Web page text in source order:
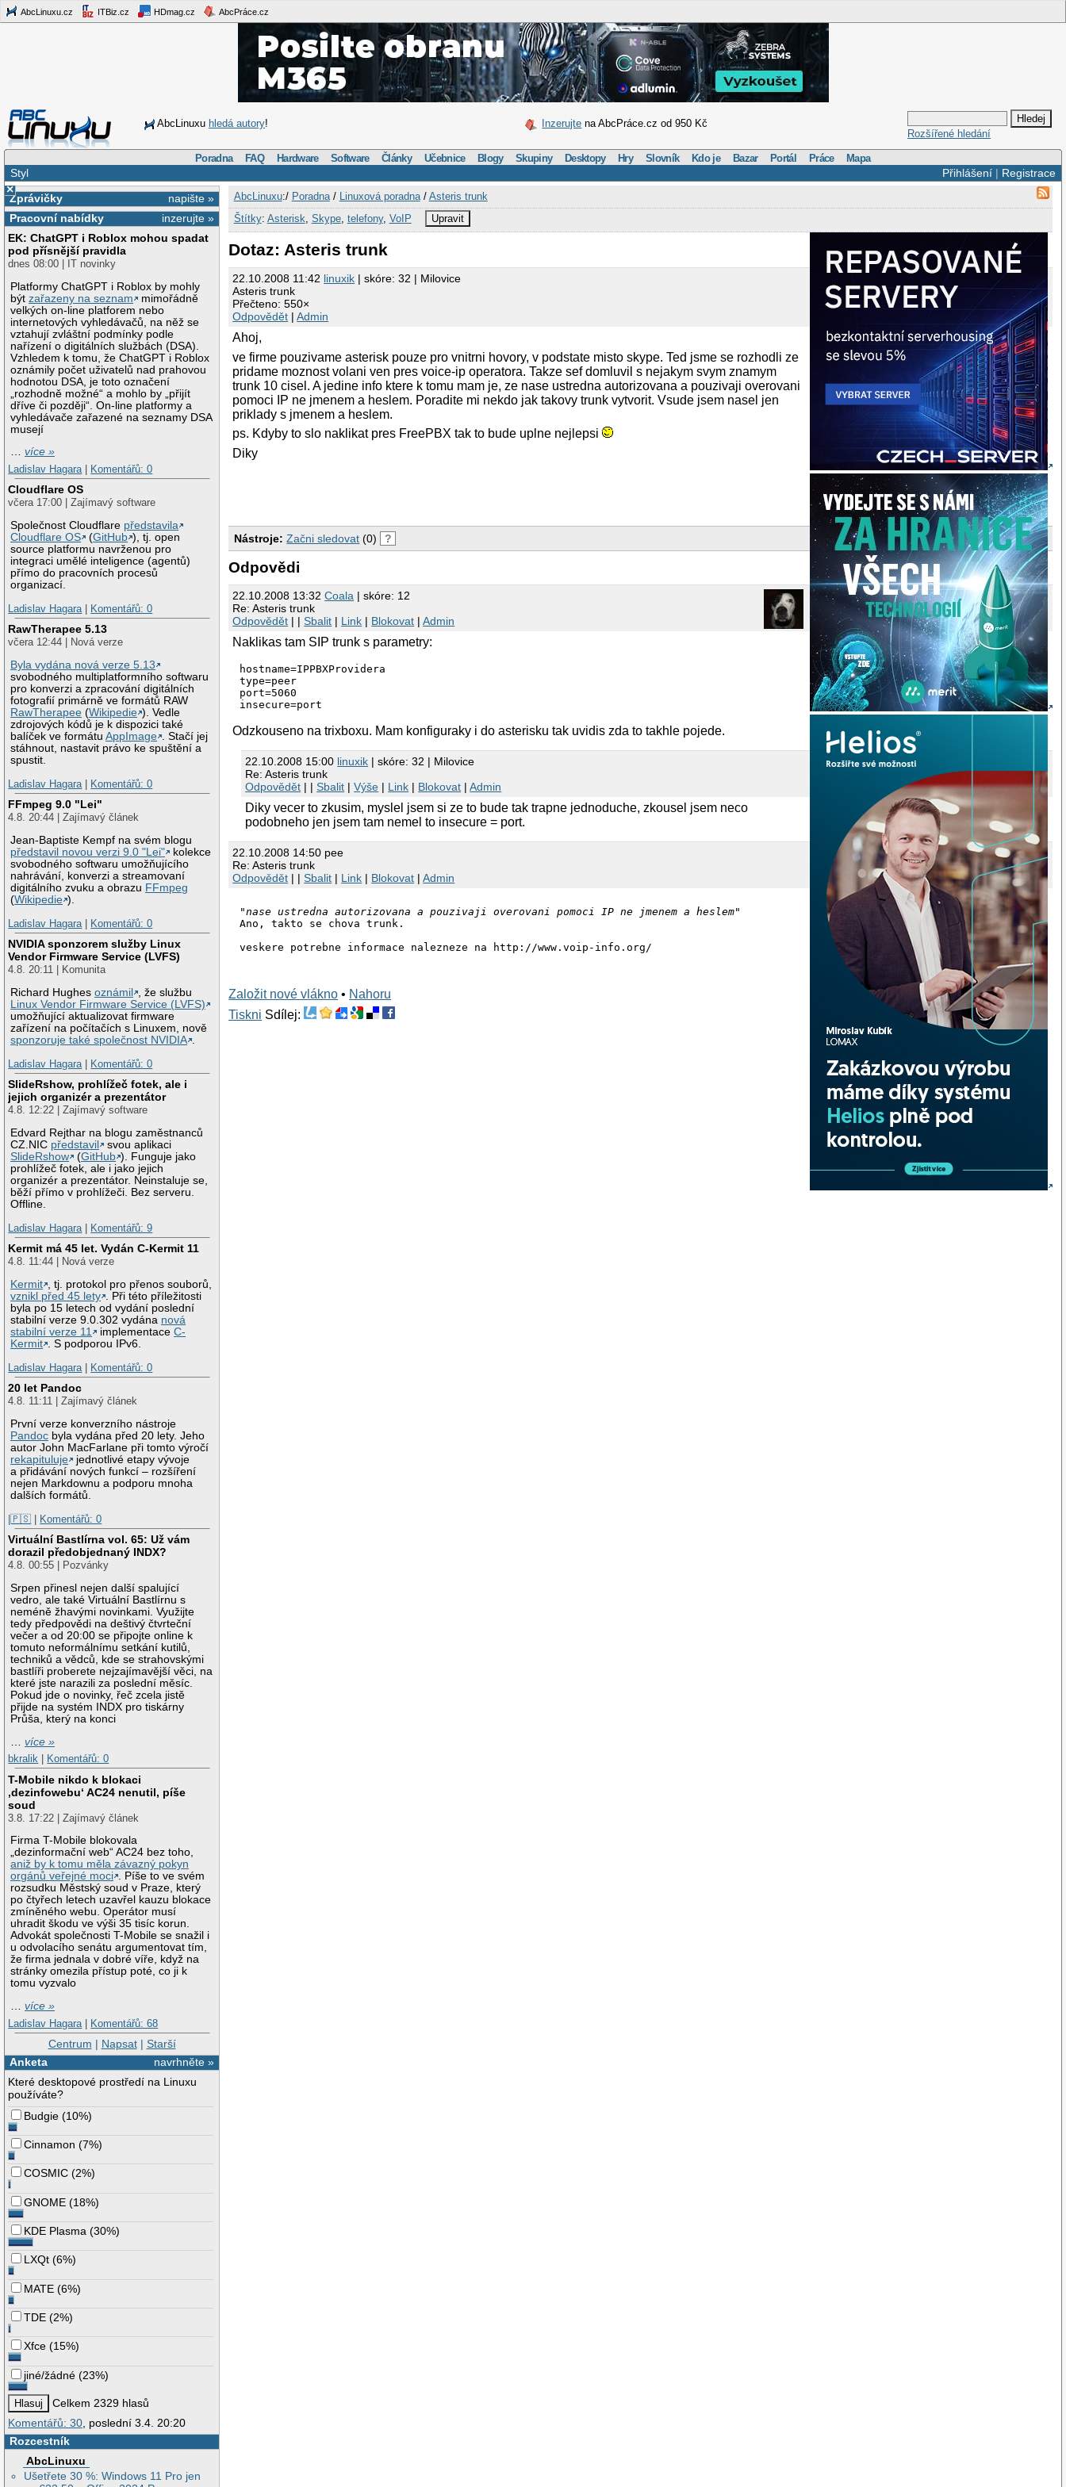
AbcLinuxu.cz ITBiz.cz HDmag.cz AbcPráce.cz
AbcLinuxu hledá autory! Inzerujte na AbcPráce.cz od 950 Kč
Rozšířené hledání
Poradna FAQ Hardware Software Články Učebnice Blogy Skupiny Desktopy Hry Slovník Kdo je Bazar Portál Práce Mapa
Přihlášení| Registrace
Styl
×
napište »
Zprávičky
inzerujte »
Pracovní nabídky
EK: ChatGPT i Roblox mohou spadat
pod přísnější pravidla
dnes 08:00 | IT novinky
Platformy ChatGPT i Roblox by mohly
býtzařazeny na seznam
mimořádně
velkých on-line platforem nebo
internetových vyhledávačů, na něž se
vztahují zvláštní podmínky podle
nařízení o digitálních službách (DSA).
Vzhledem k tomu, že ChatGPT i Roblox
oznámily počet uživatelů nad prahovou
hodnotou DSA, je toto označení
„rozhodně možné“ a mohlo by „přijít
dříve či později“. On-line platformy a
vyhledávače zařazené na seznamy DSA
musejí
…více »
Ladislav Hagara
Komentářů: 0
Cloudflare OS
včera 17:00 | Zajímavý software
Společnost Cloudflare představila
Cloudflare OS
(GitHub ), tj. open
source platformu navrženou pro
integraci umělé inteligence (agentů)
přímo do pracovních procesů
organizací.
Ladislav Hagara
Komentářů: 0
RawTherapee 5.13
včera 12:44 | Nová verze
Byla vydána nová verze 5.13
svobodného multiplatformního softwaru
pro konverzi a zpracování digitálních
fotografií primárně ve formátů RAW
RawTherapee (Wikipedie ). Vedle
zdrojových kódů je k dispozici také
balíček ve formátuAppImage . Stačí jej
stáhnout, nastavit právo ke spuštění a
spustit.
Ladislav Hagara
Komentářů: 0
FFmpeg 9.0 "Lei"
4.8. 20:44 | Zajímavý článek
Jean-Baptiste Kempf na svém blogu
představil novou verzi 9.0 "Lei"
kolekce
svobodného softwaru umožňujícího
nahrávání, konverzi a streamovaní
digitálního zvuku a obrazu FFmpeg
(Wikipedie ).
Ladislav Hagara
Komentářů: 0
NVIDIA sponzorem služby Linux
Vendor Firmware Service (LVFS)
4.8. 20:11 | Komunita
Richard Hughesoznámil
, že službu
Linux Vendor Firmware Service (LVFS)
umožňující aktualizovat firmware
zařízení na počítačích s Linuxem, nově
sponzoruje také společnost NVIDIA .
Ladislav Hagara | Komentářů: 0
SlideRshow, prohlížeč fotek, ale i
jejich organizér a prezentátor
4.8. 12:22 | Zajímavý software
Edvard Rejthar na blogu zaměstnanců
CZ.NIC představil
svou aplikaci
SlideRshow
(GitHub ). Funguje jako
prohlížeč fotek, ale i jako jejich
organizér a prezentátor. Neinstaluje se,
běží přímo v prohlížeči. Bez serveru.
Offline.
Ladislav Hagara | Komentářů: 9
Kermit má 45 let. Vydán C-Kermit 11
4.8. 11:44 | Nová verze
Kermit , tj. protokol pro přenos souborů,
vznikl před 45 lety . Při této příležitosti
byla po 15 letech od vydání poslední
stabilní verze 9.0.302 vydána nová
stabilní verze 11
implementaceC-
Kermit . S podporou IPv6.
Ladislav Hagara | Komentářů: 0
20 let Pandoc
4.8. 11:11 | Zajímavý článek
První verze konverzního nástroje
Pandoc byla vydána před 20 lety. Jeho
autor John MacFarlane při tomto výročí
rekapituluje
jednotlivé etapy vývoje
a přidávání nových funkcí – rozšíření
nejen Markdownu a podporu mnoha
dalších formátů.
|🇵🇸 | Komentářů: 0
Virtuální Bastlírna vol. 65: Už vám
dorazil předobjednaný INDX?
4.8. 00:55 | Pozvánky
Srpen přinesl nejen další spalující
vedro, ale také Virtuální Bastlírnu s
neméně žhavými novinkami. Využijte
tedy předpovědi na deštivý čtvrteční
večer a od 20:00 se připojte online k
tomuto neformálnímu setkání kutilů,
techniků a vědců, kde se strahovskými
bastlíři proberete nejzajímavější věci, na
které jste narazili za poslední měsíc.
Pokud jde o novinky, řeč zcela jistě
přijde na systém INDX pro tiskárny
Průša, který na konci
…více »
bkralik
Komentářů: 0
T-Mobile nikdo k blokaci
‚dezinfowebu‘ AC24 nenutil, píše
soud
3.8. 17:22 | Zajímavý článek
Firma T-Mobile blokovala
„dezinformační web“ AC24 bez toho,
aniž by k tomu měla závazný pokyn
orgánů veřejné moci . Píše to ve svém
rozsudku Městský soud v Praze, který
po čtyřech letech uzavřel kauzu blokace
zmíněného webu. Operátor musí
uhradit škodu ve výši 35 tisíc korun.
Advokát společnosti T-Mobile se snažil i
u odvolacího senátu argumentovat tím,
že firma jednala v dobré víře, když na
stránky omezila přístup poté, co ji k
tomu vyzvalo
…více »
Ladislav Hagara | Komentářů: 68
Centrum | Napsat| Starší
navrhněte »
Anketa
Které desktopové prostředí na Linuxu
používáte?
Budgie (10%)
Cinnamon (7%)
COSMIC (2%)
GNOME (18%)
KDE Plasma (30%)
LXQt (6%)
MATE (6%)
TDE (2%)
Xfce (15%)
jiné/žádné (23%)
Celkem 2329 hlasů
Komentářů: 30, poslední 3.4. 20:20
Rozcestník
AbcLinuxu
Ušetřete 30 %: Windows 11 Pro jen
AbcLinuxu:/ Poradna/ Linuxová poradna/ Asteris trunk
Štítky: Asterisk Skype, telefony, VoIP Upravit
Dotaz: Asteris trunk
22.10.2008 11:42 linuxik | skóre: 32 | Milovice
Asteris trunk
Přečteno: 550×
Odpovědět |Admin
Ahoj,
ve firme pouzivame asterisk pouze pro vnitrni hovory, v podstate misto skype. Ted jsme se rozhodli ze
pridame moznost volani ven pres voice-ip operatora. Takze sef domluvil s nejakym svym znamym
trunk 10 cisel. A jedine info ktere k tomu mam je, ze nase ustredna autorizovana a pouzivaji overovani
pomoci IP ne jmenem a heslem. Poradite mi nekdo jak takovy trunk vytvorit. Vsude jsem nasel jen
priklady s jmenem a heslem.
ps. Kdyby to slo naklikat pres FreePBX tak to bude uplne nejlepsi
Diky
Nástroje: Začni sledovat (0) ?
Odpovědi
22.10.2008 13:32Coala | skóre: 12
Re: Asteris trunk
Odpovědět | |Sbalit | Link | Blokovat |Admin
Naklikas tam SIP trunk s parametry:
hostname=IPPBXProvidera
type=peer
port=5060
insecure=port
Odzkouseno na trixboxu. Mam konfiguraky i do asterisku tak uvidis zda to takhle pojede.
22.10.2008 15:00 linuxik | skóre: 32 | Milovice
Re: Asteris trunk
Odpovědět | |Sbalit |Výše | Link | Blokovat |Admin
Diky vecer to zkusim, myslel jsem si ze to bude tak trapne jednoduche, zkousel jsem neco
podobneho jen jsem tam nemel to insecure = port.
22.10.2008 14:50 pee
Re: Asteris trunk
Odpovědět | |Sbalit | Link | Blokovat |Admin
"nase ustredna autorizovana a pouzivaji overovani pomoci IP ne jmenem a heslem"
Ano, takto se chova trunk.
veskere potrebne informace nalezneze na http://www.voip-info.org/
Založit nové vlákno • Nahoru
Tiskni Sdílej: